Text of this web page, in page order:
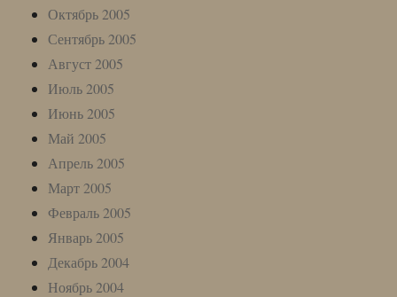
Октябрь 2005
Сентябрь 2005
Август 2005
Июль 2005
Июнь 2005
Май 2005
Апрель 2005
Март 2005
Февраль 2005
Январь 2005
Декабрь 2004
Ноябрь 2004